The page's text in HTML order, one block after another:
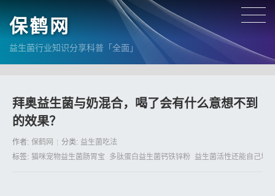
保鹤网
益生菌行业知识分享科普「全面」
拜奥益生菌与奶混合，喝了会有什么意想不到
的效果？
作者: 保鹤网 分类: 益生菌吃法
标签: 猫咪宠物益生菌肠胃宝 多肽蛋白益生菌钙铁锌粉 益生菌活性还能自己培